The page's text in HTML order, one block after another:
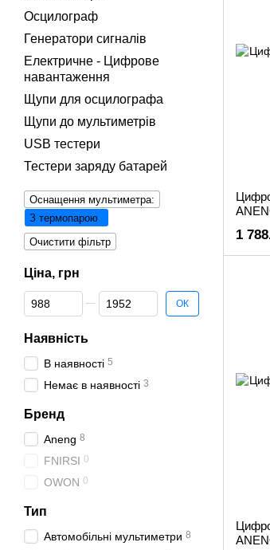
1
Осцилограф
Генератори сигналів
Електричне - Цифрове
навантаження
Щупи для осцилографа
Щупи до мультиметрів
USB тестери
Тестери заряду батарей
Оснащення мультиметра:
З термопарою
Очистити фільтр
Ціна, грн
Від Ціна, грн
До Ціна, грн ОК
Наявність
В наявності 5
Немає в наявності 3
Бренд
Aneng 8
FNIRSI 0
OWON 0
Тип
Автомобільні мультиметри 8